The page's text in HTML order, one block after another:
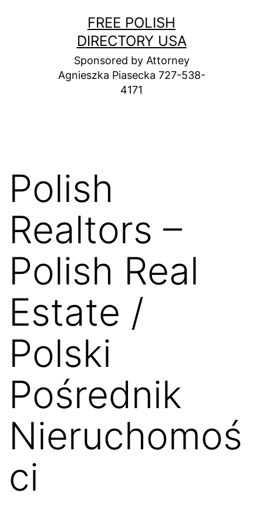
FREE POLISH
DIRECTORY USA
Sponsored by Attorney
Agnieszka Piasecka 727-538-
4171
Polish
Realtors –
Polish Real
Estate /
Polski
Pośrednik
Nieruchomoś
ci